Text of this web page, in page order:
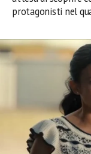
protagonisti nel